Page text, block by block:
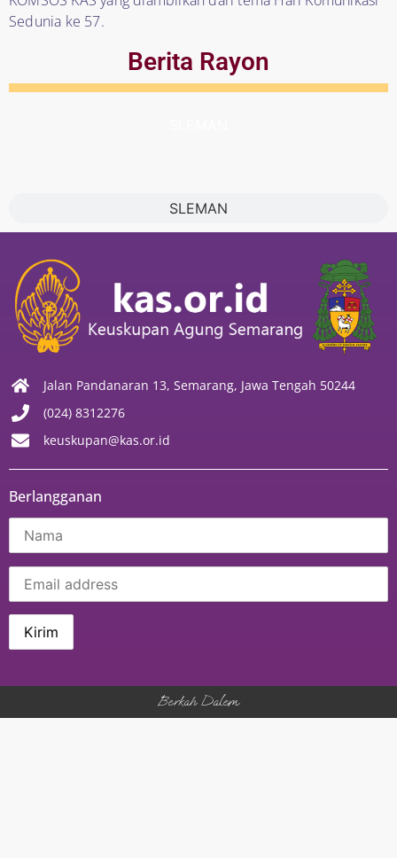
Sedunia ke 57.
Berita Rayon
SLEMAN
Jalan Pandanaran 13, Semarang, Jawa Tengah 50244
(024) 8312276
keuskupan@kas.or.id
Berlangganan
Berkah Dalem